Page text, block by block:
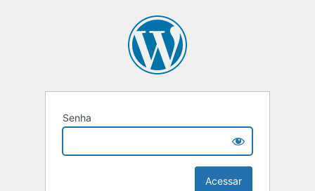
Senha